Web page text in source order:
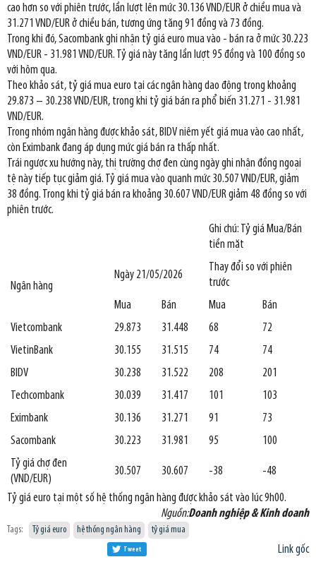
cao hơn so với phiên trước, lần lượt lên mức 30.136 VND/EUR ở chiều mua và
31.271 VND/EUR ở chiều bán, tương ứng tăng 91 đồng và 73 đồng.
Trong khi đó, Sacombank ghi nhận tỷ giá euro mua vào - bán ra ở mức 30.223
VND/EUR - 31.981 VND/EUR. Tỷ giá này tăng lần lượt 95 đồng và 100 đồng so
với hôm qua.
Theo khảo sát, tỷ giá mua euro tại các ngân hàng dao động trong khoảng
29.873 – 30.238 VND/EUR, trong khi tỷ giá bán ra phổ biến 31.271 - 31.981
VND/EUR.
Trong nhóm ngân hàng được khảo sát, BIDV niêm yết giá mua vào cao nhất,
còn Eximbank đang áp dụng mức giá bán ra thấp nhất.
Trái ngược xu hướng này, thị trường chợ đen cùng ngày ghi nhận đồng ngoại
tệ này tiếp tục giảm giá. Tỷ giá mua vào quanh mức 30.507 VND/EUR, giảm
38 đồng. Trong khi tỷ giá bán ra khoảng 30.607 VND/EUR giảm 48 đồng so với
phiên trước.
Ghi chú: Tỷ giá Mua/Bán
tiền mặt
Ngân hàng
Ngày 21/05/2026
Thay đổi so với phiên
trước
Mua
Bán Mua
Bán
Vietcombank
29.873 31.448 68
72
VietinBank
30.155 31.515 74
74
BIDV
30.238 31.522 208
201
Techcombank
30.039 31.417 101
103
Eximbank
30.136 31.271 91
73
Sacombank
30.223 31.981 95
100
Tỷ giá chợ đen
(VND/EUR)
30.507 30.607 -38 -48
Tỷ giá euro tại một số hệ thống ngân hàng được khảo sát vào lúc 9h00.
Nguồn:Doanh nghiệp & Kinh doanh
Tags: Tỷ giá euro hệ thống ngân hàng tỷ giá mua
Link gốc
Tweet